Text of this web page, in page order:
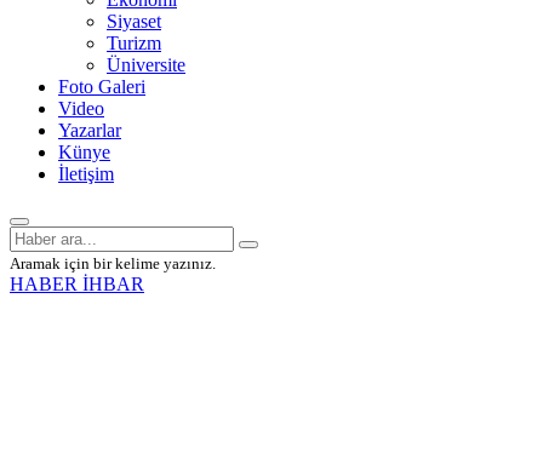
Siyaset
Turizm
Üniversite
Foto Galeri
Video
Yazarlar
Künye
İletişim
Aramak için bir kelime yazınız.
HABER İHBAR